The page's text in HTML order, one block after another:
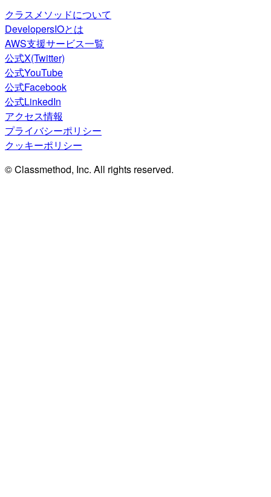
クラスメソッドについて
DevelopersIOとは
AWS支援サービス一覧
公式X(Twitter)
公式YouTube
公式Facebook
公式LinkedIn
アクセス情報
プライバシーポリシー
クッキーポリシー
© Classmethod, Inc. All rights reserved.